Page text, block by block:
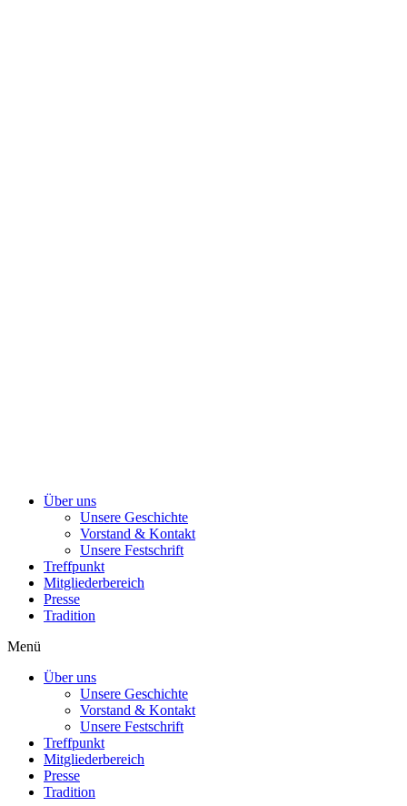
Über uns
Unsere Geschichte
Vorstand & Kontakt
Unsere Festschrift
Treffpunkt
Mitgliederbereich
Presse
Tradition
Menü
Über uns
Unsere Geschichte
Vorstand & Kontakt
Unsere Festschrift
Treffpunkt
Mitgliederbereich
Presse
Tradition